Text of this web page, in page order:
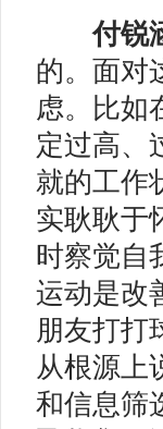
付锐
的。面对
虑。比如
定过高、
就的工作
实耿耿于
时察觉自
运动是改
朋友打打
从根源上
和信息筛